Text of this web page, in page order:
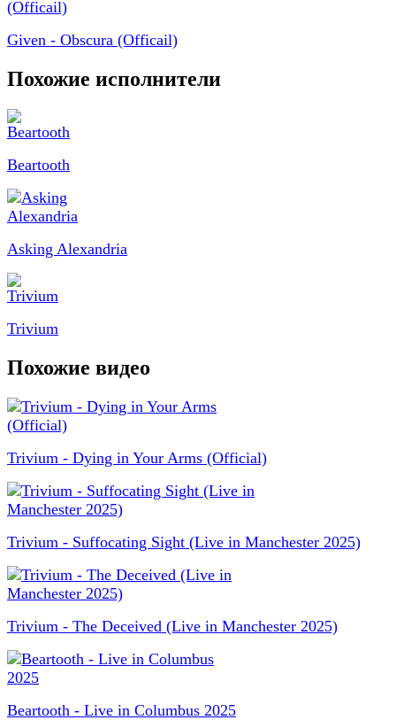
Given - Obscura (Officail)
Похожие исполнители
Beartooth
Asking Alexandria
Trivium
Похожие видео
Trivium - Dying in Your Arms (Official)
Trivium - Suffocating Sight (Live in Manchester 2025)
Trivium - The Deceived (Live in Manchester 2025)
Beartooth - Live in Columbus 2025